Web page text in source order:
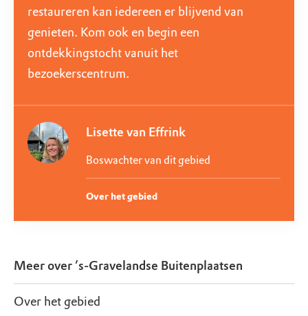
restaureren kan iedereen er blijvend van
genieten. Kom ook en begin een
ontdekkingstocht vanuit het
bezoekerscentrum.
Lisette van Effrink
Boswachter van dit gebied
Over het gebied
Meer over’s-Gravelandse Buitenplaatsen
Over het gebied